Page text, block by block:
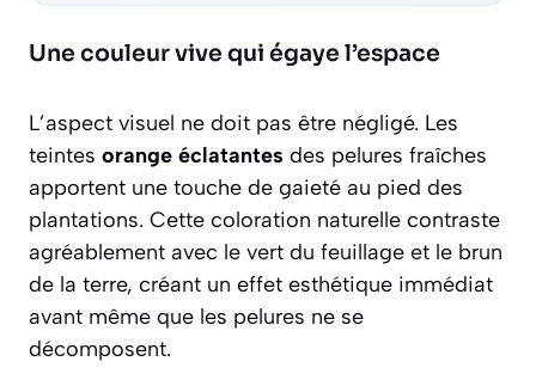
Une couleur vive qui égaye l’espace
L’aspect visuel ne doit pas être négligé. Les
teintes orange éclatantes des pelures fraîches
apportent une touche de gaieté au pied des
plantations. Cette coloration naturelle contraste
agréablement avec le vert du feuillage et le brun
de la terre, créant un effet esthétique immédiat
avant même que les pelures ne se
décomposent.